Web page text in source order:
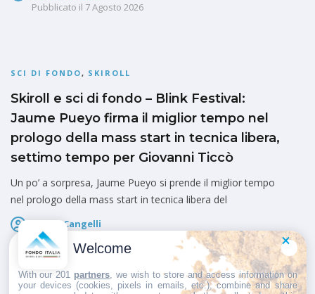
Pubblicato il 7 Agosto 2026
SCI DI FONDO, SKIROLL
Skiroll e sci di fondo – Blink Festival:
Jaume Pueyo firma il miglior tempo nel
prologo della mass start in tecnica libera,
settimo tempo per Giovanni Ticcò
Un po’ a sorpresa, Jaume Pueyo si prende il miglior tempo
nel prologo della mass start in tecnica libera del
Marco Cangelli
Pubblicato il
Welcome
With our 201 partners , we wish to store and access information on
your devices (cookies, pixels in emails, etc.), combine and share